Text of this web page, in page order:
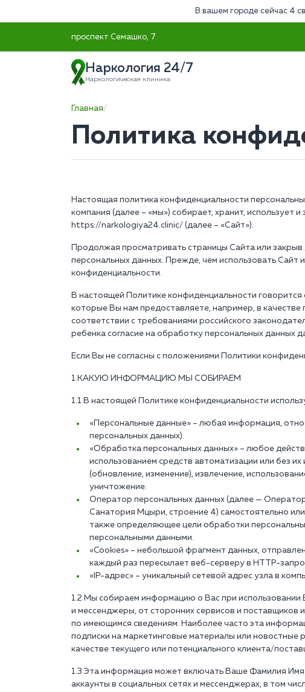
В вашем городе сейчас 4
проспект Семашко, 7
Наркология 24/7
Наркологическая клиника
Главная
Политика
Настоящая политика конфиденциальности
компания (далее – «мы») собирает, хранит,
https://narkologiya24.clinic/ (далее – «Сайт»).
Продолжая просматривать страницы Сайта или
персональных данных. Прежде, чем использовать Сайт
конфиденциальности.
В настоящей Политике конфиденциальности
которые Вы нам предоставляете, например, в
соответствии с требованиями российского
ребенка согласие на обработку персональных данных
Если Вы не согласны с положениями Политики
1.КАКУЮ ИНФОРМАЦИЮ МЫ СОБИРАЕМ
1.1 В настоящей Политике конфиденциальности
«Персональные данные» – любая информация,
персональных данных).
«Обработка персональных данных» – любое
использованием средств автоматизации или без
(обновление, изменение), извлечение,
уничтожение.
Оператор персональных данных (далее —
Санатория Мцыри, строение 4) самостоятельно
также определяющее цели обработки
персональными данными.
«Cookies» – небольшой фрагмент данных,
каждый раз пересылает веб-серверу в HTTP-
«IP-адрес» – уникальный сетевой адрес узла в
1.2 Мы собираем информацию о Вас при использовании
и мессенджеры, от сторонних сервисов и
по имеющимся сведениям. Наиболее часто эта
подписки на маркетинговые материалы или новостные
качестве текущего или потенциального клиента/
1.3 Эта информация может включать Ваше Фамилия Имя
аккаунты в социальных сетях и мессенджерах, в том